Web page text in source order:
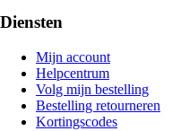
Diensten
Mijn account
Helpcentrum
Volg mijn bestelling
Bestelling retourneren
Kortingscodes